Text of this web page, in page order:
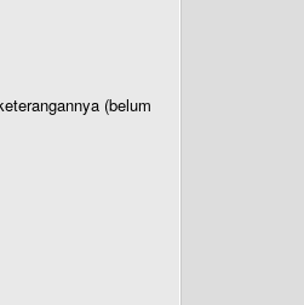
(belum